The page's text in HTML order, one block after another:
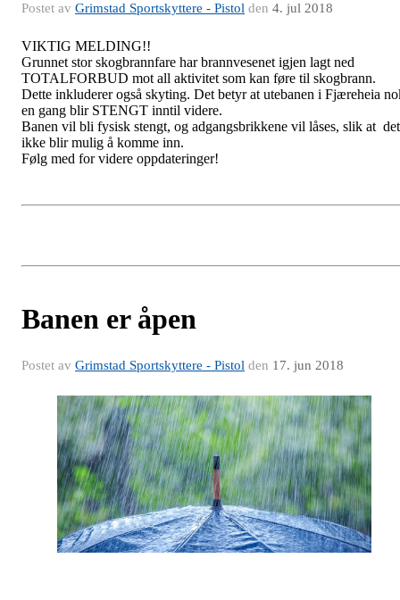
Postet av Grimstad Sportskyttere - Pistol den 4. jul 2018
VIKTIG MELDING!!
Grunnet stor skogbrannfare har brannvesenet igjen lagt ned
TOTALFORBUD mot all aktivitet som kan føre til skogbrann.
Dette inkluderer også skyting. Det betyr at utebanen i Fjæreheia
en gang blir STENGT inntil videre.
Banen vil bli fysisk stengt, og adgangsbrikkene vil låses, slik at det
ikke blir mulig å komme inn.
Følg med for videre oppdateringer!
Banen er åpen
Postet av Grimstad Sportskyttere - Pistol den 17. jun 2018